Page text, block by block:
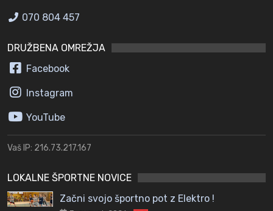
070 804 457
DRUŽBENA OMREŽJA
Facebook
Instagram
YouTube
Vaš IP: 216.73.217.167
LOKALNE ŠPORTNE NOVICE
Začni svojo športno pot z Elektro !